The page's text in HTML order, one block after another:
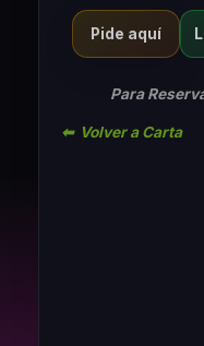
Pide aquí
Para
⬅ Volver a Carta